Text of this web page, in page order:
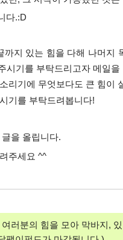
다.:D
까지 있는 힘을 다해 나머
시기를 부탁드리고자 메일
리기에 무엇보다도 큰 힘
기를 부탁드려봅니다!
을 올립니다.
주세요 ^^
러분의 힘을 모아 막바지,